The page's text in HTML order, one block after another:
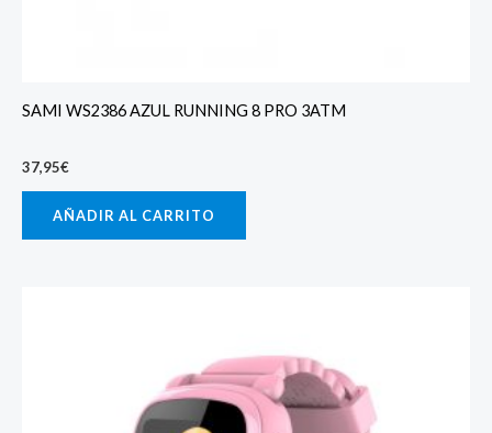
SAMI WS2386 AZUL RUNNING 8 PRO 3ATM
37,95€
AÑADIR AL CARRITO